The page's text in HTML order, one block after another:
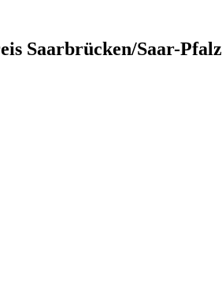
Saarbrücken/Saar-Pfalz